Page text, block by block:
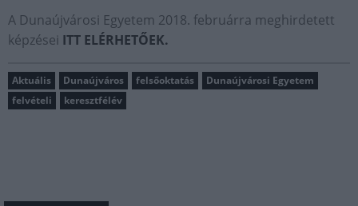
A Dunaújvárosi Egyetem 2018. februárra meghirdetett
képzései ITT ELÉRHETŐEK.
Aktuális Dunaújváros felsőoktatás
Dunaújvárosi Egyetem
felvételi
keresztfélév